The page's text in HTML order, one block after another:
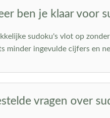
ben je klaar voor
sudoku's vlot op
minder ingevulde cijfers en
vragen over